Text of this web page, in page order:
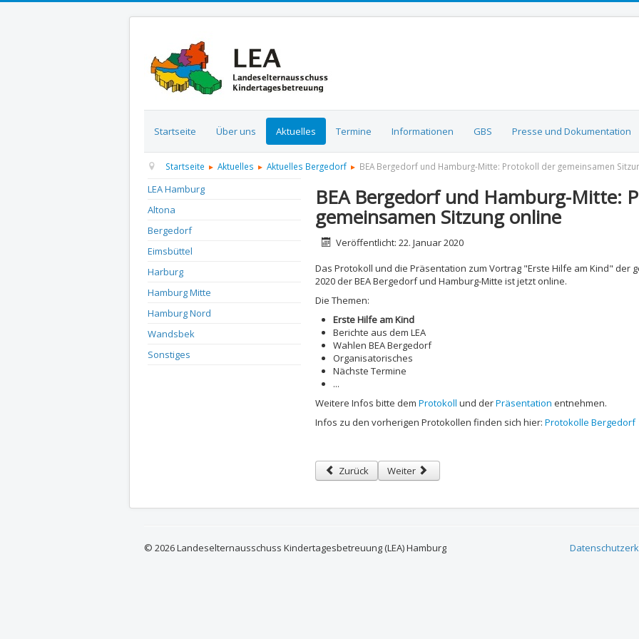
Startseite Über uns Aktuelles Termine Informationen GBS Presse und Dokumentation
Startseite Aktuelles Aktuelles Bergedorf BEA Bergedorf und Hamburg-Mitte: Protokoll der gemeinsamen
LEA Hamburg
Altona
Bergedorf
Eimsbüttel
Harburg
Hamburg Mitte
Hamburg Nord
Wandsbek
Sonstiges
BEA Bergedorf und Hamburg-Mitte:
gemeinsamen Sitzung online
DetailsVeröffentlicht: 22. Januar 2020
Das Protokoll und die Präsentation zum Vortrag "Erste Hilfe am Kind" der
2020 der BEA Bergedorf und Hamburg-Mitte ist jetzt online.
Die Themen:
Erste Hilfe am Kind
Berichte aus dem LEA
Wahlen BEA Bergedorf
Organisatorisches
Nächste Termine
...
Weitere Infos bitte dem Protokoll und derPräsentation entnehmen.
Infos zu den vorherigen Protokollen finden sich hier: Protokolle Bergedorf
Vorheriger Beitrag: Einladung zur gemeinsamen Sitzung der BEA
Zurück Nächster Beitrag: Einladung zur gemeinsamen Sitzung der
Weiter
© 2026 Landeselternausschuss Kindertagesbetreuung (LEA) Hamburg